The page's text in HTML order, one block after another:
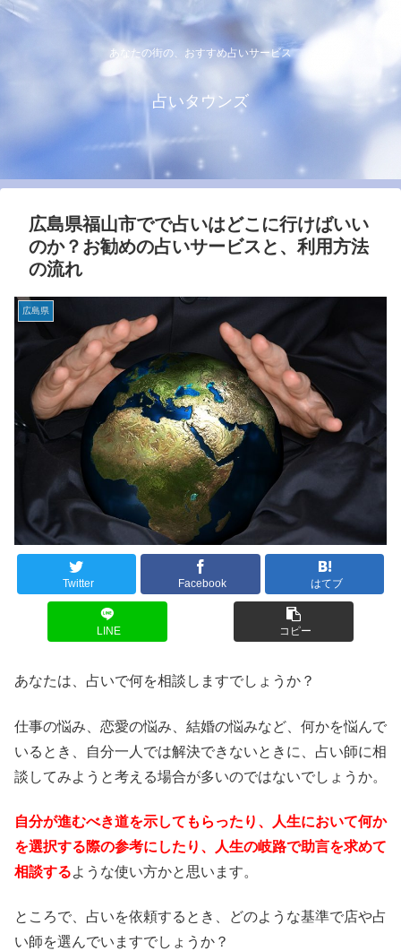
あなたの街の、おすすめ占いサービス
占いタウンズ
広島県福山市でで占いはどこに行けばいい
のか？お勧めの占いサービスと、利用方法
の流れ
広島県
Twitter Facebook はてブ
LINE コピー
あなたは、占いで何を相談しますでしょうか？
仕事の悩み、恋愛の悩み、結婚の悩みなど、何かを悩んで
いるとき、自分一人では解決できないときに、占い師に相
談してみようと考える場合が多いのではないでしょうか。
自分が進むべき道を示してもらったり、人生において何か
を選択する際の参考にしたり、人生の岐路で助言を求めて
相談するような使い方かと思います。
ところで、占いを依頼するとき、どのような基準で店や占
い師を選んでいますでしょうか？